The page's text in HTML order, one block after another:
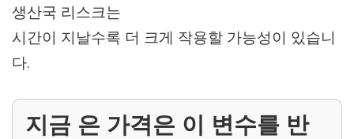
생산국 리스크는
시간이 지날수록 더 크게 작용할 가능성이 있습니
다.
지금 은 가격은 이 변수를 반